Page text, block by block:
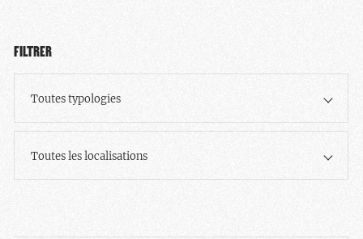
FILTRER
Toutes typologies
Toutes les localisations